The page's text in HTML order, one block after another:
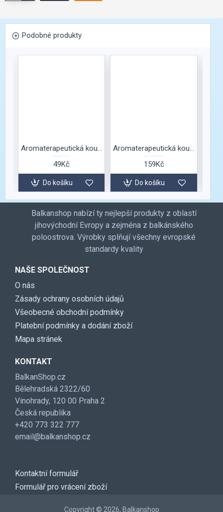
Podobné produkty
Aromaterapeutická koupelová sůl s vůní růže
49Kč
Do košíku
Aromaterapeutická koupelová sůl s vůní růže
159Kč
Do košíku
Balkanshop nabízí ty nejlepší produkty z oblastí
jihovýchodní Evropy a zejména z balkánského
poloostrova. Výrobky splňují všechny evropské
standardy kvality
NAŠE SPOLEČNOST
O nás
Zásady ochrany osobních údajů
Všeobecné obchodní podmínky
Platební podmínky a dodání zboží
Mapa stránek
KONTAKT
BalkanShop.cz
Bělehradská 2322/60
Vinohrady, 120 00 Praha 2
Česká republika
+420 773 322 777
email@balkanshop.cz
Kontaktní formulář
Formulář pro vrácení zboží
Copyright © 2026, Balkanshop